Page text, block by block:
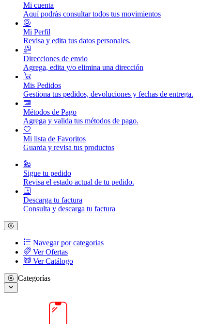
Mi cuenta
Aquí podrás consultar todos tus movimientos
Mi Perfil
Revisa y edita tus datos personales.
Direcciones de envio
Agrega, edita y/o elimina una dirección
Mis Pedidos
Gestiona tus pedidos, devoluciones y fechas de entrega.
Métodos de Pago
Agrega y valida tus métodos de pago.
Mi lista de Favoritos
Guarda y revisa tus productos
Sigue tu pedido
Revisa el estado actual de tu pedido.
Descarga tu factura
Consulta y descarga tu factura
Navegar por categorias
Ver Ofertas
Ver Catálogo
Categorías